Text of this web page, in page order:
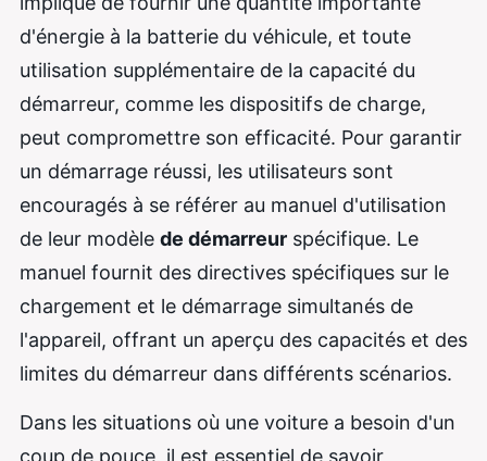
d'énergie à la batterie du véhicule, et toute
utilisation supplémentaire de la capacité du
démarreur, comme les dispositifs de charge,
peut compromettre son efficacité. Pour garantir
un démarrage réussi, les utilisateurs sont
encouragés à se référer au manuel d'utilisation
de leur modèle de démarreur spécifique. Le
manuel fournit des directives spécifiques sur le
chargement et le démarrage simultanés de
l'appareil, offrant un aperçu des capacités et des
limites du démarreur dans différents scénarios.
Dans les situations où une voiture a besoin d'un
coup de pouce, il est essentiel de savoir